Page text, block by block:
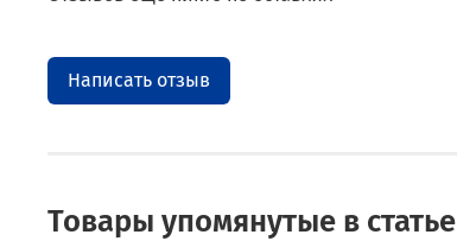
Написать отзыв
Товары упомянутые в статье